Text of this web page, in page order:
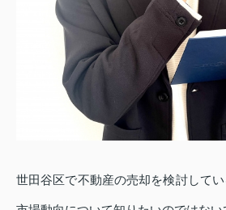
世田谷区で不動産の売却を検討して